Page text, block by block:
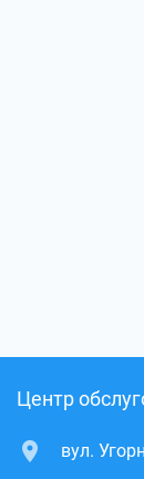
Центр
вул.